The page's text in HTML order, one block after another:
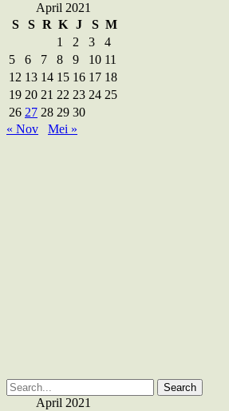
April 2021
S
S R K J S M
1
2 3
4
5
6 7 8 9 10 11
12 13 14 15 16 17 18
19 20 21 22 23 24 25
26 27 28 29 30
« Nov
Mei »
Search
for:
April 2021